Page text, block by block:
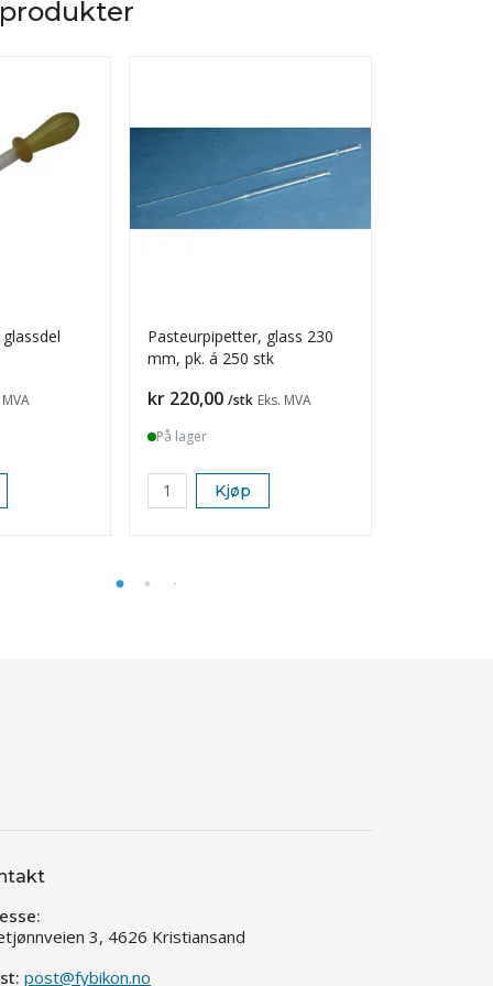
MVA
Pasteurpipetter, glass 230
mm, pk. á 250 stk
Pris
kr 220,00 /stk Eks. MVA
På lager
Kjøp
3, 4626 Kristiansand
post@fybikon.no